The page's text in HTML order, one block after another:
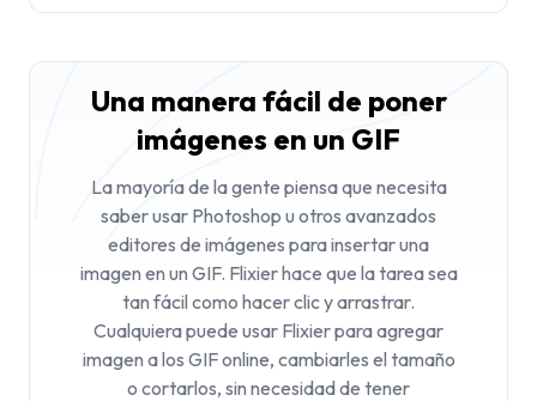
Una manera fácil de poner
imágenes en un GIF
La mayoría de la gente piensa que necesita
saber usar Photoshop u otros avanzados
editores de imágenes para insertar una
imagen en un GIF. Flixier hace que la tarea sea
tan fácil como hacer clic y arrastrar.
Cualquiera puede usar Flixier para agregar
imagen a los GIF online, cambiarles el tamaño
o cortarlos, sin necesidad de tener